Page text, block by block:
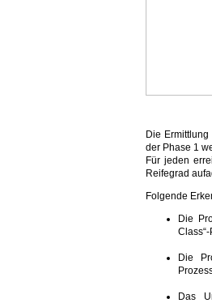
Die
der Phase 1
Für jeden
Reifegrad
Folgende
Die
Die
Das